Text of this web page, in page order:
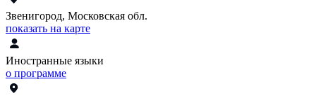
Звенигород, Московская обл.
показать на карте
Иностранные языки
о программе